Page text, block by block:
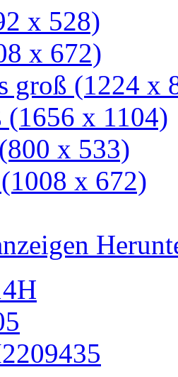
x 528)
x 672)
groß (1224 x
(1656 x 1104)
(800 x 533)
(1008 x 672)